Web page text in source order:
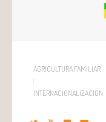
AGRICULTURA FAMILIAR
INTERNACIONALIZACIÓN